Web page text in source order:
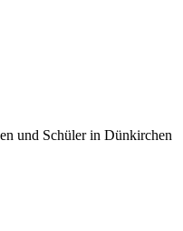
und Schüler in Dünkirchen